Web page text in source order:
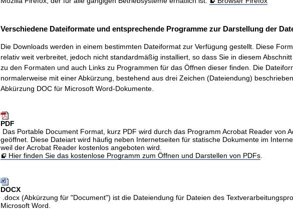
Verschiedene Dateiformate und entsprechende Programme zur Darstellung der
Die Downloads werden in einem bestimmten Dateiformat zur Verfügung gestellt. Diese
relativ weit verbreitet, jedoch nicht standardmäßig installiert, so dass Sie in diesem
zu den Formaten und auch Links zu Programmen für das Öffnen dieser finden. Die
normalerweise mit einer Abkürzung, bestehend aus drei Zeichen (Dateiendung)
Abkürzung DOC für Microsoft Word-Dokumente.
PDF
Das Portable Document Format, kurz PDF wird durch das Programm Acrobat Reader von
geöffnet. Diese Dateiart wird häufig neben Internetseiten für statische Dokumente im
weil der Acrobat Reader kostenlos angeboten wird.
Hier finden Sie das kostenlose Programm zum Öffnen und Darstellen von PDFs.
DOCX
.docx (Abkürzung für "Document") ist die Dateiendung für Dateien des
Microsoft Word.